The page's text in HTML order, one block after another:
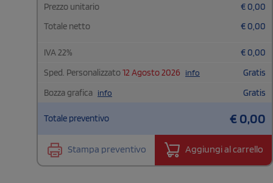
Prezzo unitario €0,00
Totale netto
€0,00
IVA22% €0,00
Sped. Personalizzato12 Agosto 2026 info
Gratis
Bozza grafica info Gratis
Totale preventivo €0,00
Stampa preventivo Aggiungi al carrello